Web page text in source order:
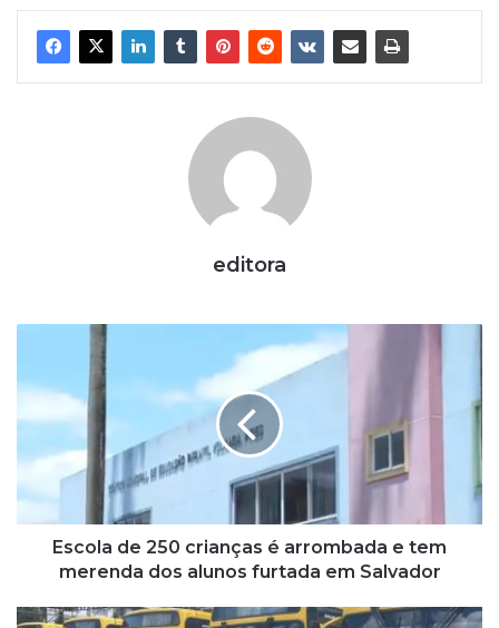
editora
c
e
2
r
Escola de 250 crianças é arrombada e tem
merenda dos alunos furtada em Salvador
R